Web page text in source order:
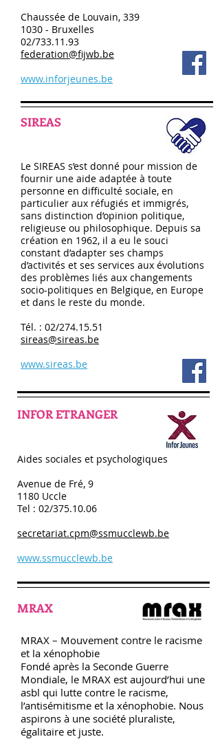
Chaussée de Louvain, 339
1030 - Bruxelles
02/733.11.93
federation@fijwb.be
www.inforjeunes.be
SIREAS
Le SIREAS s’est donné pour mission de
fournir une aide adaptée à toute
personne en difficulté sociale, en
particulier aux réfugiés et immigrés,
sans distinction d’opinion politique,
religieuse ou philosophique. Depuis sa
création en 1962, il a eu le souci
constant d’adapter ses champs
d’activités et ses services aux évolutions
des problèmes liés aux changements
socio-politiques en Belgique, en Europe
et dans le reste du monde.
Tél. : 02/274.15.51
sireas@sireas.be
www.sireas.be
INFOR ETRANGER
Aides sociales et psychologiques
Avenue de Fré, 9
1180 Uccle
Tel : 02/375.10.06
secretariat.cpm@ssmucclewb.be
www.ssmucclewb.be
MRAX
MRAX – Mouvement contre le racisme
et la xénophobie
Fondé après la Seconde Guerre
Mondiale, le MRAX est aujourd’hui une
asbl qui lutte contre le racisme,
l’antisémitisme et la xénophobie. Nous
aspirons à une société pluraliste,
égalitaire et juste.